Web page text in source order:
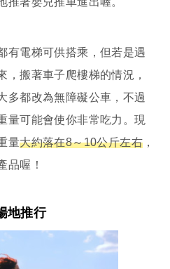
有電梯可供搭乘，但若是遇
，搬著車子爬樓梯的情況，
多都改為無障礙公車，不過
量可能會使你非常吃力。現
量大約落在8～10公斤左右 ，
品喔！
地推行